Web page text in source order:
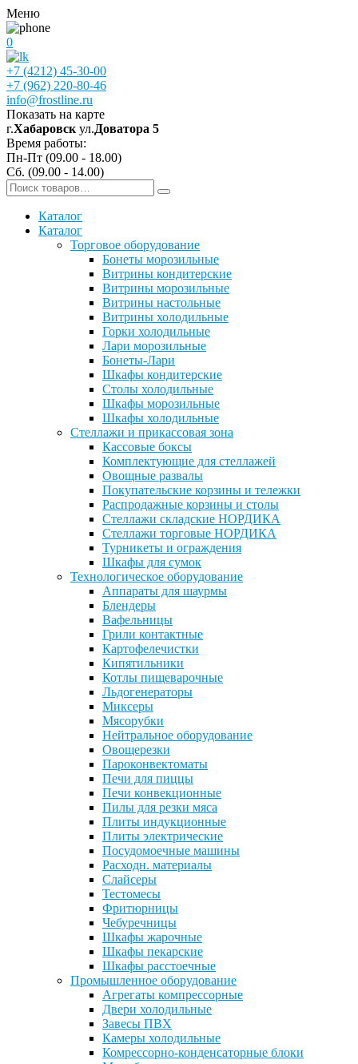
Меню
0
+7 (4212) 45-30-00
+7 (962) 220-80-46
info@frostline.ru
Показать на карте
г.Хабаровск ул.Доватора 5
Время работы:
Пн-Пт (09.00 - 18.00)
Сб. (09.00 - 14.00)
Каталог
Каталог
Торговое оборудование
Бонеты морозильные
Витрины кондитерские
Витрины морозильные
Витрины настольные
Витрины холодильные
Горки холодильные
Лари морозильные
Бонеты-Лари
Шкафы кондитерские
Столы холодильные
Шкафы морозильные
Шкафы холодильные
Стеллажи и прикассовая зона
Кассовые боксы
Комплектующие для стеллажей
Овощные развалы
Покупательские корзины и тележки
Распродажные корзины и столы
Стеллажи складские НОРДИКА
Стеллажи торговые НОРДИКА
Турникеты и ограждения
Шкафы для сумок
Технологическое оборудование
Аппараты для шаурмы
Блендеры
Вафельницы
Грили контактные
Картофелечистки
Кипятильники
Котлы пищеварочные
Льдогенераторы
Миксеры
Мясорубки
Нейтральное оборудование
Овощерезки
Пароконвектоматы
Печи для пиццы
Печи конвекционные
Пилы для резки мяса
Плиты индукционные
Плиты электрические
Посудомоечные машины
Расходн. материалы
Слайсеры
Тестомесы
Фритюрницы
Чебуречницы
Шкафы жарочные
Шкафы пекарские
Шкафы расстоечные
Промышленное оборудование
Агрегаты компрессорные
Двери холодильные
Завесы ПВХ
Камеры холодильные
Комрессорно-конденсаторные блоки